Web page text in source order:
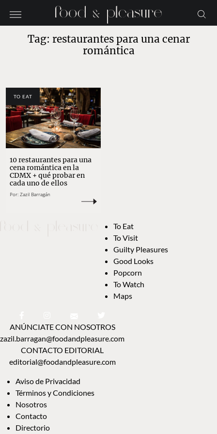
Tag: restaurantes para una cenar
romántica
TO EAT
10 restaurantes para una
cena romántica en la
CDMX + qué probar en
cada uno de ellos
Por: Zazil Barragán
To Eat
To Visit
Guilty Pleasures
Good Looks
Popcorn
To Watch
Maps
ANÚNCIATE CON NOSOTROS
zazil.barragan@foodandpleasure.com
CONTACTO EDITORIAL
editorial@foodandpleasure.com
Aviso de Privacidad
Términos y Condiciones
Nosotros
Contacto
Directorio